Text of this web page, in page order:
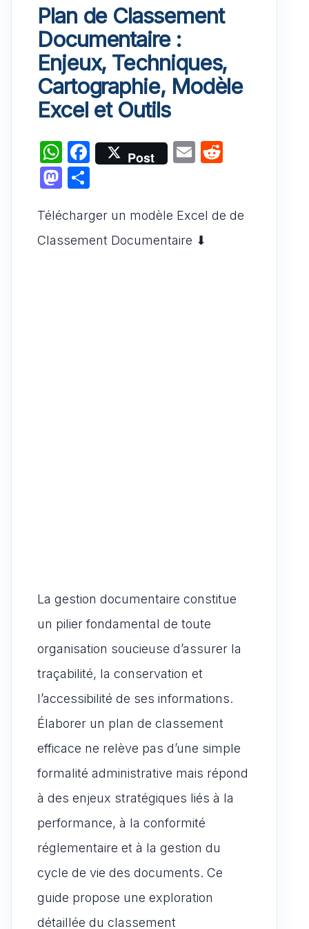
Plan de Classement
Documentaire :
Enjeux, Techniques,
Cartographie, Modèle
Excel et Outils
W
h
at
s
A
F
a
e
b
Post
E
l
di
M
st
o
ta
g
Télécharger un modèle Excel de de
Classement Documentaire ⬇︎
La gestion documentaire constitue
un pilier fondamental de toute
organisation soucieuse d’assurer la
traçabilité, la conservation et
l’accessibilité de ses informations.
Élaborer un plan de classement
efficace ne relève pas d’une simple
formalité administrative mais répond
à des enjeux stratégiques liés à la
performance, à la conformité
réglementaire et à la gestion du
cycle de vie des documents. Ce
guide propose une exploration
détaillée du classement